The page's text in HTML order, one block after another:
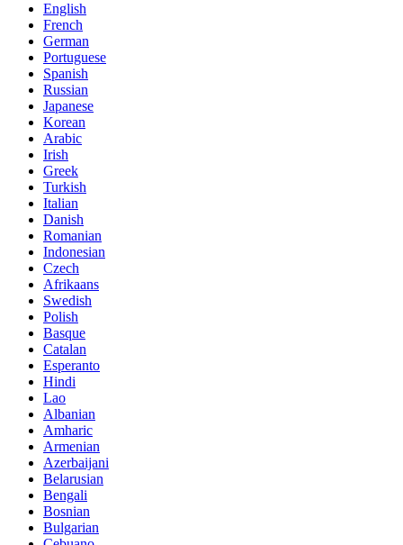
English
French
German
Portuguese
Spanish
Russian
Japanese
Korean
Arabic
Irish
Greek
Turkish
Italian
Danish
Romanian
Indonesian
Czech
Afrikaans
Swedish
Polish
Basque
Catalan
Esperanto
Hindi
Lao
Albanian
Amharic
Armenian
Azerbaijani
Belarusian
Bengali
Bosnian
Bulgarian